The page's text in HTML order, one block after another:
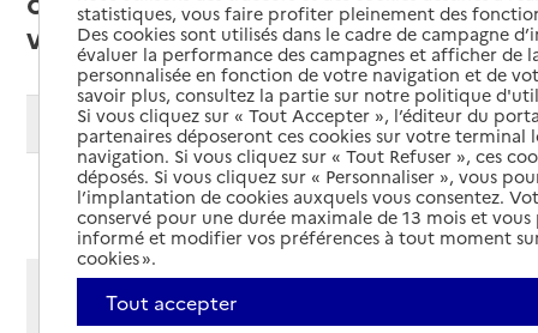
vacances ou des séjours de répit
Modifier ma recherche
Ajouter cette recherche aux favoris
Afficher les résultats par:
Mode liste
Mode carte
statistiques, vous faire profiter pleinement des
Des cookies sont utilisés dans le cadre de campagne
évaluer la performance des campagnes et afficher de
personnalisée en fonction de votre navigation et de
savoir plus, consultez la partie sur notre politique
Si vous cliquez sur « Tout Accepter », l’éditeur du
partenaires déposeront ces cookies sur votre terminal
navigation. Si vous cliquez sur « Tout Refuser », ces
déposés. Si vous cliquez sur « Personnaliser », vous
l’implantation de cookies auxquels vous consentez.
conservé pour une durée maximale de 13 mois et
informé et modifier vos préférences à tout moment
cookies ».
Tout accepter